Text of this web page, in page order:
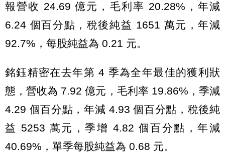
報營收 24.69 億元，毛利率 20.28%，年減
6.24 個百分點，稅後純益 1651 萬元，年減
92.7%，每股純益為 0.21 元。
銘鈺精密在去年第 4 季為全年最佳的獲利狀
態，營收為 7.92 億元，毛利率 19.86%，季減
4.29 個百分點，年減 4.93 個百分點，稅後純
益 5253 萬元，季增 4.82 個百分點，年減
40.69%，單季每股純益為 0.68 元。